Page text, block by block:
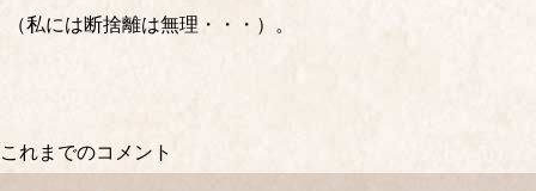
（私には断捨離は無理・・・）。
これまでのコメント